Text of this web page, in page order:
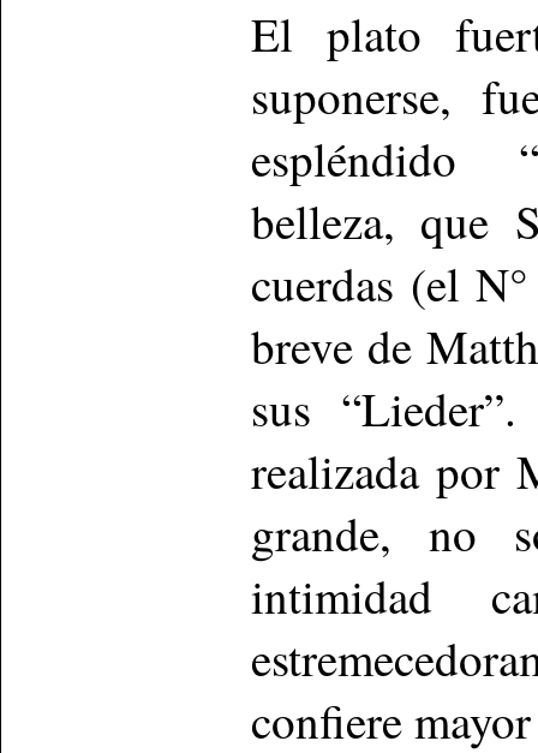
El plato
suponerse,
espléndido
belleza, que
cuerdas (el
breve de
sus
realizada por
grande, no
intimidad
confiere